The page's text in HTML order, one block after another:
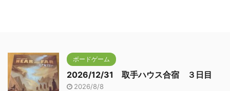
ボードゲーム
2026/12/31 取手ハウス合宿 ３日目
2026/8/8